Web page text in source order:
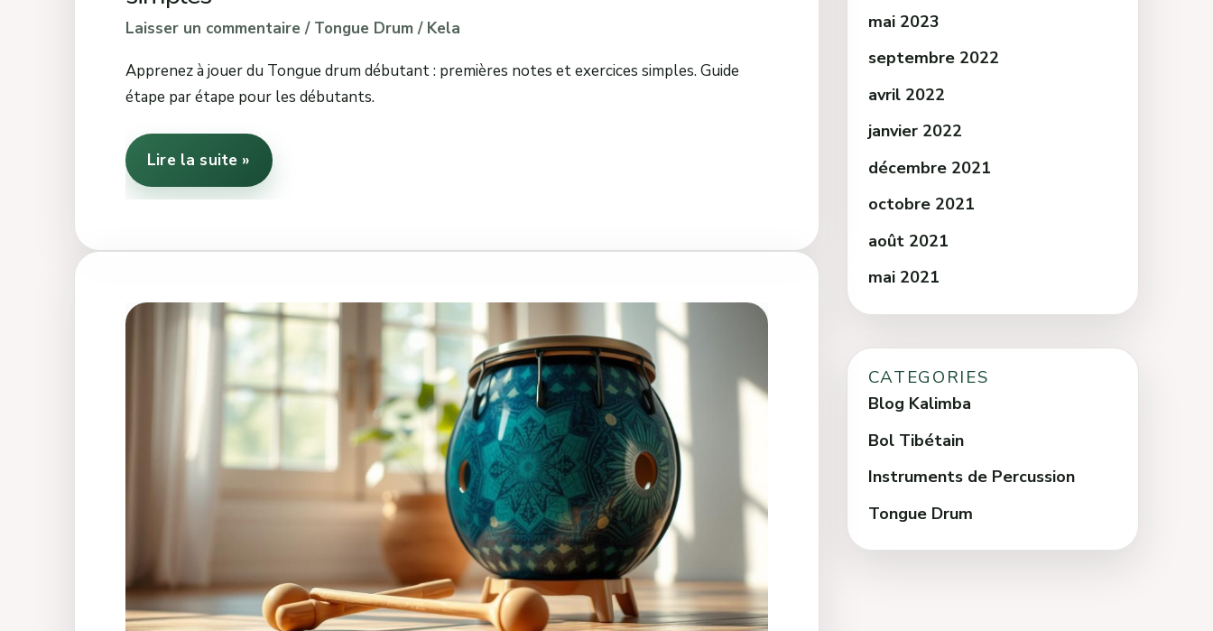
Laisser un commentaire / Tongue Drum/ Kela
Apprenez à jouer du Tongue drum débutant : premières notes et exercices simples. Guide
étape par étape pour les débutants.
Lire la suite »
Guide
mai 2023
septembre 2022
avril 2022
janvier 2022
décembre 2021
octobre 2021
août 2021
mai 2021
CATEGORIES
Blog Kalimba
Bol Tibétain
Instruments de Percussion
Tongue Drum